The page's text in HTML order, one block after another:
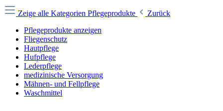
Zeige alle Kategorien Pflegeprodukte
Zurück
Pflegeprodukte anzeigen
Fliegenschutz
Hautpflege
Hufpflege
Lederpflege
medizinische Versorgung
Mähnen- und Fellpflege
Waschmittel